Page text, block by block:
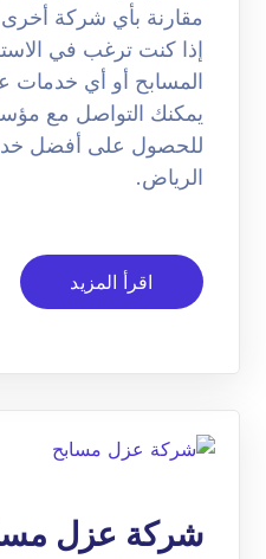
مقارنة بأي شركة أخرى
إذا كنت ترغب في
المسابح أو أي خدمات
يمكنك التواصل مع
للحصول على أفضل
الرياض.
اقرأ المزيد
شركة عزل